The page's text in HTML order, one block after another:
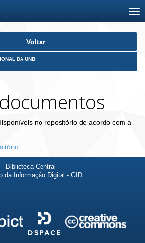
Voltar
DA UNB
no repositório de acordo com a
Biblioteca Central
da Informação Digital - GID